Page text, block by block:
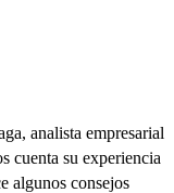
analista empresarial
cuenta su experiencia
algunos consejos